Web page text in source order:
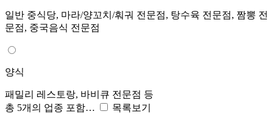
일반 중식당, 마라/양꼬치/훠궈 전문점, 탕수육 전문점, 짬뽕 전
문점, 중국음식 전문점
양식
패밀리 레스토랑, 바비큐 전문점 등
총 5개의 업종 포함…
목록보기